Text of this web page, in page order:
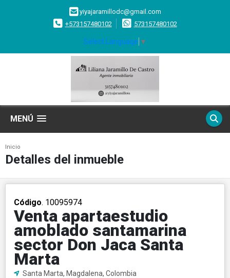
yiyajaramillodc@gmail.com
+573157480102
573157480102
Select Language ▼
MENÚ
Inicio
Detalles del inmueble
Código. 10095974
Venta apartaestudio
amoblado santamarina
sector Don Jaca Santa
Marta
Santa Marta, Magdalena, Colombia